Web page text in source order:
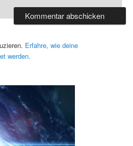
Erfahre, wie deine
werden.